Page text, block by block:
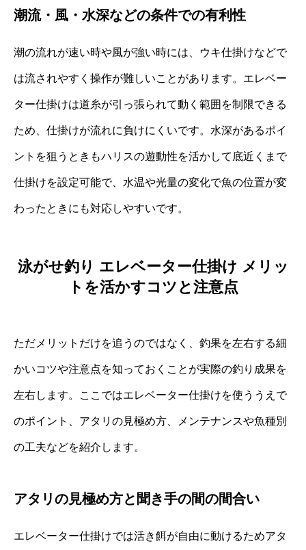
潮流・風・水深などの条件での有利性
潮の流れが速い時や風が強い時には、ウキ仕掛けなどで
は流されやすく操作が難しいことがあります。エレベー
ター仕掛けは道糸が引っ張られて動く範囲を制限できる
ため、仕掛けが流れに負けにくいです。水深があるポイ
ントを狙うときもハリスの遊動性を活かして底近くまで
仕掛けを設定可能で、水温や光量の変化で魚の位置が変
わったときにも対応しやすいです。
泳がせ釣り エレベーター仕掛け メリッ
トを活かすコツと注意点
ただメリットだけを追うのではなく、釣果を左右する細
かいコツや注意点を知っておくことが実際の釣り成果を
左右します。ここではエレベーター仕掛けを使ううえで
のポイント、アタリの見極め方、メンテナンスや魚種別
の工夫などを紹介します。
アタリの見極め方と聞き手の間の間合い
エレベーター仕掛けでは活き餌が自由に動けるためアタ